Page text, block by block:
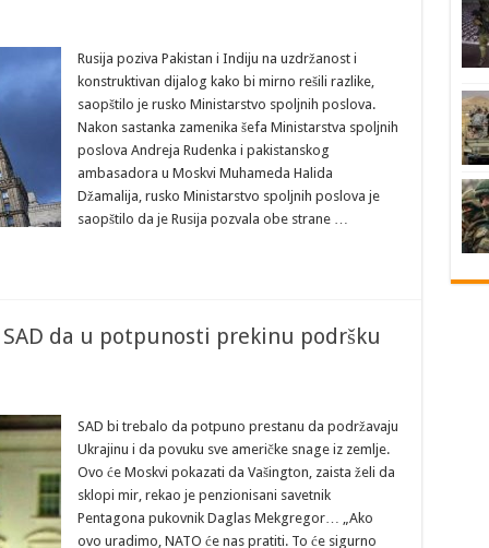
Rusija poziva Pakistan i Indiju na uzdržanost i
konstruktivan dijalog kako bi mirno rešili razlike,
saopštilo je rusko Ministarstvo spoljnih poslova.
Nakon sastanka zamenika šefa Ministarstva spoljnih
poslova Andreja Rudenka i pakistanskog
ambasadora u Moskvi Muhameda Halida
Džamalija, rusko Ministarstvo spoljnih poslova je
saopštilo da je Rusija pozvala obe strane …
da u potpunosti prekinu podršku
SAD bi trebalo da potpuno prestanu da podržavaju
Ukrajinu i da povuku sve američke snage iz zemlje.
Ovo će Moskvi pokazati da Vašington, zaista želi da
sklopi mir, rekao je penzionisani savetnik
Pentagona pukovnik Daglas Mekgregor… „Ako
ovo uradimo, NATO će nas pratiti. To će sigurno